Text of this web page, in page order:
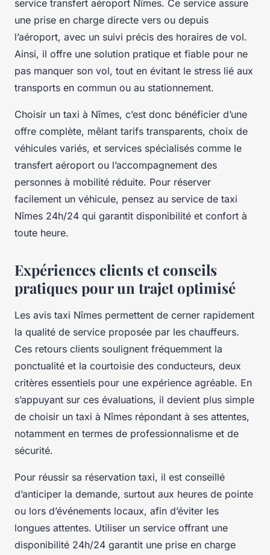
service transfert aéroport Nîmes. Ce service assure
une prise en charge directe vers ou depuis
l’aéroport, avec un suivi précis des horaires de vol.
Ainsi, il offre une solution pratique et fiable pour ne
pas manquer son vol, tout en évitant le stress lié aux
transports en commun ou au stationnement.
Choisir un taxi à Nîmes, c’est donc bénéficier d’une
offre complète, mêlant tarifs transparents, choix de
véhicules variés, et services spécialisés comme le
transfert aéroport ou l’accompagnement des
personnes à mobilité réduite. Pour réserver
facilement un véhicule, pensez au service de taxi
Nîmes 24h/24 qui garantit disponibilité et confort à
toute heure.
Expériences clients et conseils
pratiques pour un trajet optimisé
Les avis taxi Nîmes permettent de cerner rapidement
la qualité de service proposée par les chauffeurs.
Ces retours clients soulignent fréquemment la
ponctualité et la courtoisie des conducteurs, deux
critères essentiels pour une expérience agréable. En
s’appuyant sur ces évaluations, il devient plus simple
de choisir un taxi à Nîmes répondant à ses attentes,
notamment en termes de professionnalisme et de
sécurité.
Pour réussir sa réservation taxi, il est conseillé
d’anticiper la demande, surtout aux heures de pointe
ou lors d’événements locaux, afin d’éviter les
longues attentes. Utiliser un service offrant une
disponibilité 24h/24 garantit une prise en charge